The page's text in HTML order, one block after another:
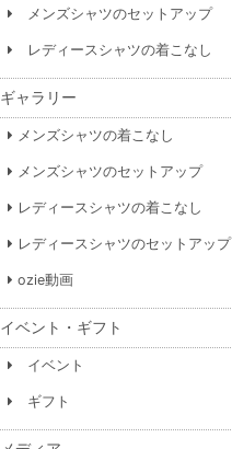
メンズシャツのセットアップ
レディースシャツの着こなし
ギャラリー
メンズシャツの着こなし
メンズシャツのセットアップ
レディースシャツの着こなし
レディースシャツのセットアップ
ozie動画
イベント・ギフト
イベント
ギフト